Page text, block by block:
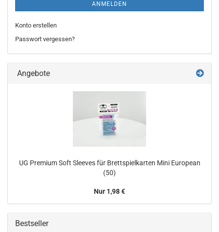
ANMELDEN
Konto erstellen
Passwort vergessen?
Angebote
UG Premium Soft Sleeves für Brettspielkarten Mini European
(50)
Nur 1,98 €
Bestseller